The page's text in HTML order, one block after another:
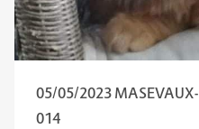
05/05/2023 MASEVAUX-
014